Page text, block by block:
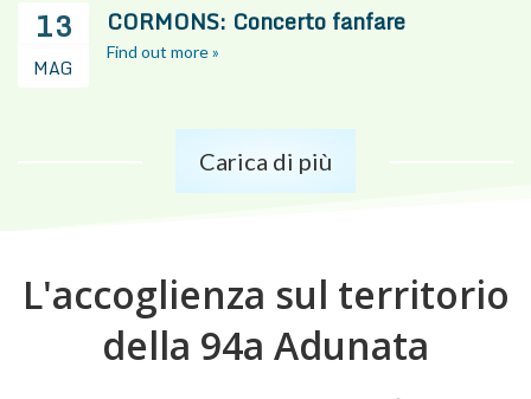
13
MAG
CORMONS: Concerto fanfare
Find out more »
Carica di più
L'accoglienza sul territorio
della 94a Adunata